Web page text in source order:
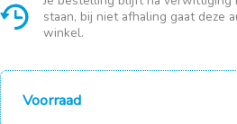
staan, bij niet afhaling gaat deze
winkel.
Voorraad